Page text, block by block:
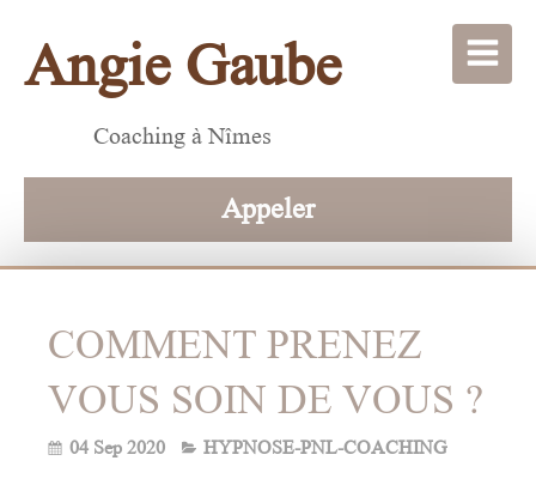
Angie Gaube
Coaching à Nîmes
Appeler
COMMENT PRENEZ
VOUS SOIN DE VOUS ?
04 Sep 2020 HYPNOSE-PNL-COACHING